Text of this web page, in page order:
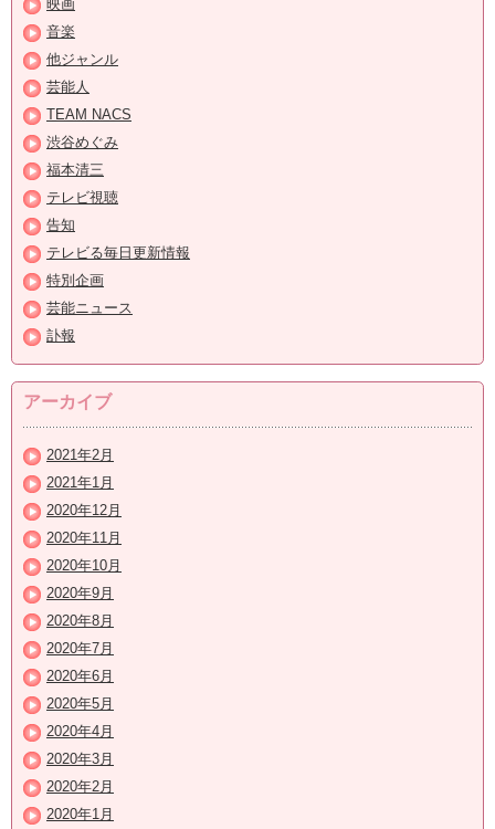
映画
音楽
他ジャンル
芸能人
TEAM NACS
渋谷めぐみ
福本清三
テレビ視聴
告知
テレビる毎日更新情報
特別企画
芸能ニュース
訃報
アーカイブ
2021年2月
2021年1月
2020年12月
2020年11月
2020年10月
2020年9月
2020年8月
2020年7月
2020年6月
2020年5月
2020年4月
2020年3月
2020年2月
2020年1月